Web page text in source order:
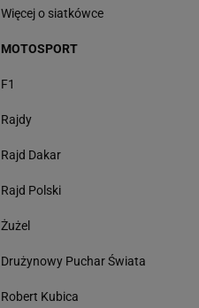
Więcej o siatkówce
MOTOSPORT
F1
Rajdy
Rajd Dakar
Rajd Polski
Żużel
Drużynowy Puchar Świata
Robert Kubica